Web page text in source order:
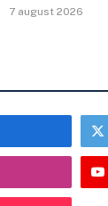
7 august 2026